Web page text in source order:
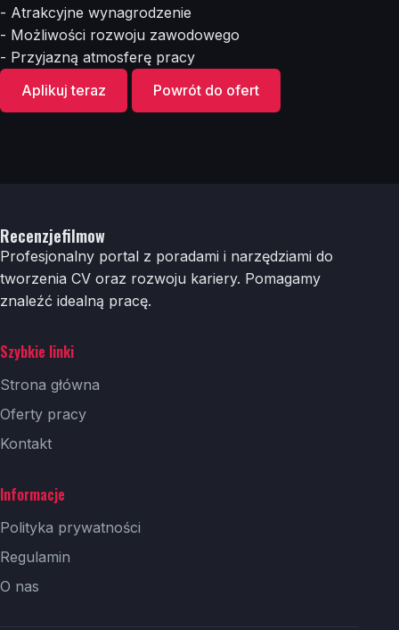
- Atrakcyjne wynagrodzenie
- Możliwości rozwoju zawodowego
- Przyjazną atmosferę pracy
Aplikuj teraz
Powrót do ofert
Recenzjefilmow
Profesjonalny portal z poradami i narzędziami do
tworzenia CV oraz rozwoju kariery. Pomagamy
znaleźć idealną pracę.
Szybkie linki
Strona główna
Oferty pracy
Kontakt
Informacje
Polityka prywatności
Regulamin
O nas